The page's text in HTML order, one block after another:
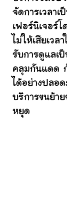
จัดการเวลาเ
เฟอร์นิเจอร์โ
ไม่ให้เสียเวล
รับการดูแลเ
คลุมกันแดด
ได้อย่างปลอ
บริการขนย้า
หยุด